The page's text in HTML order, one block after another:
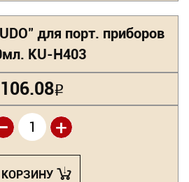
для порт. приборов
KU-H403
106.08Р
+
КОРЗИНУ